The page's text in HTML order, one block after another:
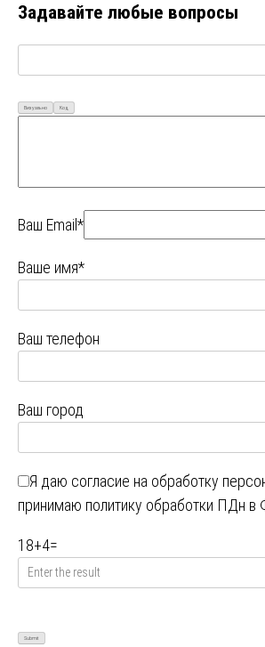
Задавайте любые вопросы
Визуально Код
Ваш Email*
Ваше имя*
Ваш телефон
Ваш город
Я даю согласие на обработку
принимаю политику обработки ПДн в
18+4=